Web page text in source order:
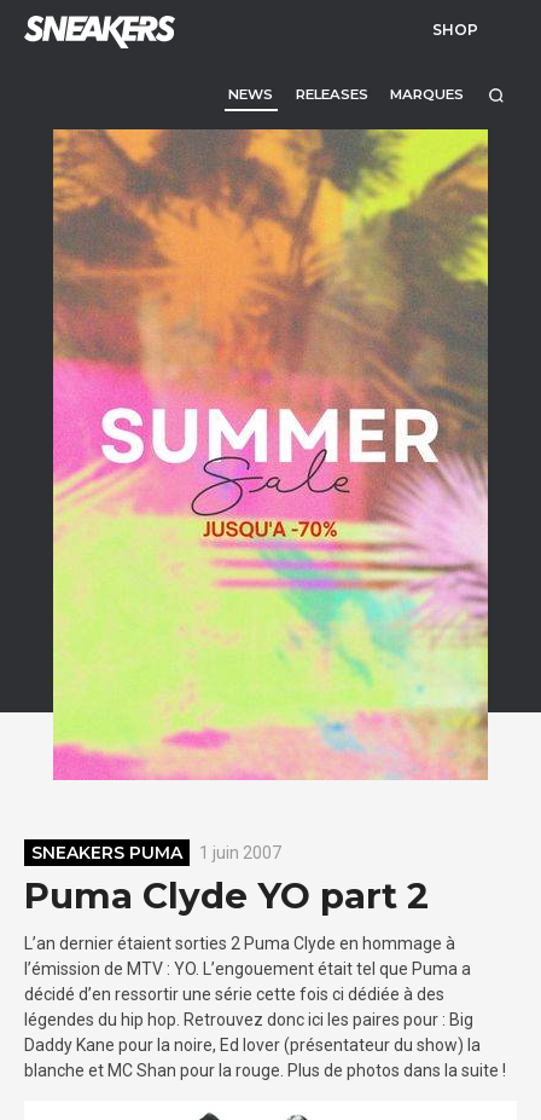
SHOP
NEWS RELEASES MARQUES
SNEAKERS PUMA 1 juin 2007
Puma Clyde YO part 2
L’an dernier étaient sorties 2 Puma Clyde en hommage à
l’émission de MTV : YO. L’engouement était tel que Puma a
décidé d’en ressortir une série cette fois ci dédiée à des
légendes du hip hop. Retrouvez donc ici les paires pour : Big
Daddy Kane pour la noire, Ed lover (présentateur du show) la
blanche et MC Shan pour la rouge. Plus de photos dans la suite !